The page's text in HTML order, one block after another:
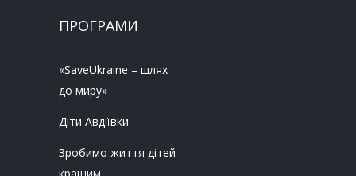
ПРОГРАМИ
«SaveUkraine – шлях
до миру»
Діти Авдіївки
Зробимо життя дітей
кращим